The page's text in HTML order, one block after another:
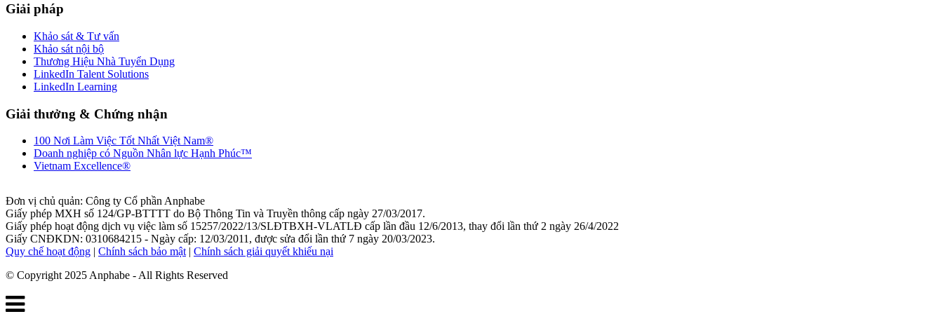
Giải pháp
Khảo sát & Tư vấn
Khảo sát nội bộ
Thương Hiệu Nhà Tuyển Dụng
LinkedIn Talent Solutions
LinkedIn Learning
Giải thưởng & Chứng nhận
100 Nơi Làm Việc Tốt Nhất Việt Nam®
Doanh nghiệp có Nguồn Nhân lực Hạnh Phúc™
Vietnam Excellence®
Đơn vị chủ quản: Công ty Cổ phần Anphabe
Giấy phép MXH số 124/GP-BTTTT do Bộ Thông Tin và Truyền thông cấp ngày 27/03/2017.
Giấy phép hoạt động dịch vụ việc làm số 15257/2022/13/SLĐTBXH-VLATLĐ cấp lần đầu 12/6/2013, thay đổi lần thứ 2 ngày 26/4/2022
Giấy CNĐKDN: 0310684215 - Ngày cấp: 12/03/2011, được sửa đổi lần thứ 7 ngày 20/03/2023.
Quy chế hoạt động | Chính sách bảo mật| Chính sách giải quyết khiếu nại
© Copyright 2025 Anphabe - All Rights Reserved